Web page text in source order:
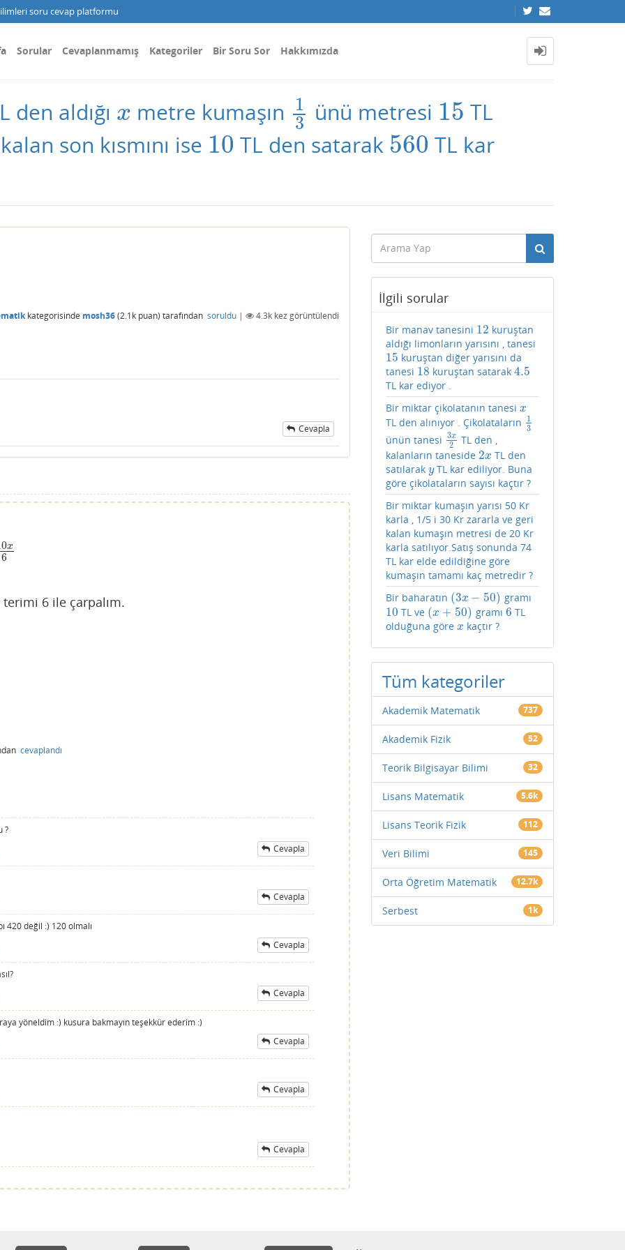
soru cevap platformu
Sorular Cevaplanmamış Kategoriler Bir Soru Sor Hakkımızda
den aldığı x
x metre kumaşın
1
3
13 ünü metresi 15
15 TL
son kısmını ise 10
10 TL den satarak 560
560 TL kar
kategorisinde mosh36(2.1k puan) tarafından soruldu | 4.3k kez görüntülendi
Cevapla
x
6
6 ile çarpalım.
cevaplandı
?
Cevapla
Cevapla
420 değil :) 120 olmalı
Cevapla
Cevapla
yöneldim :) kusura bakmayın teşekkür ederim :)
Cevapla
Cevapla
Cevapla
İlgili sorular
Bir manav tanesini 12
12 kuruştan
aldığı limonların yarısını , tanesi
15
15 kuruştan diğer yarısını da
tanesi 18
18 kuruştan satarak4.5
4.5
TL kar ediyor .
Bir miktar çikolatanın tanesi x
x
TL den alınıyor . Çikolataların
1
3
13
ünün tanesi 3x
2
3x2 TL den ,
kalanların taneside 2x
2x TL den
satılarak y
yTL kar ediliyor. Buna
göre çikolataların sayısı kaçtır ?
Bir miktar kumaşın yarısı 50 Kr
karla , 1/5 i 30 Kr zararla ve geri
kalan kumaşın metresi de 20 Kr
karla satılıyor.Satış sonunda 74
TL kar elde edildiğine göre
kumaşın tamamı kaç metredir ?
Bir baharatın (3x − 50)
(3x− 50 gramı
10
10 TL ve (x + 50)
(x+ 50 gramı 6
6 TL
olduğuna göre x
x kaçtır ?
Tüm kategoriler
Akademik Matematik 737
Akademik Fizik 52
Teorik Bilgisayar Bilimi 32
Lisans Matematik 5.6k
Lisans Teorik Fizik 112
Veri Bilimi 145
Orta Öğretim Matematik 12.7k
Serbest 1k